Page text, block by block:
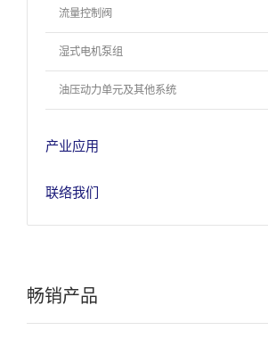
流量控制阀
湿式电机泵组
油压动力单元及其他系统
产业应用
联络我们
畅销产品